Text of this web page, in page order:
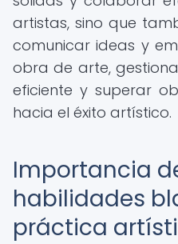
artistas, sino que
comunicar ideas y
obra de arte,
eficiente y superar
hacia el éxito artístico.
Importancia
habilidades
práctica